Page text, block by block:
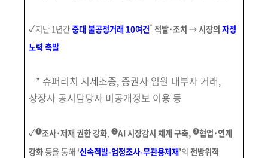
✓지난1년간중대 불공정거래 10여건* 적발･조치 →시장의 자정
노력 촉발
* 슈퍼리치 시세조종, 증권사 임원 내부자 거래,
상장사 공시담당자 미공개정보 이용 등
✓➊조사･제재 권한 강화, ➋AI 시장감시 체계 구축,➌협업･연계
강화등을통해 ‘신속적발-엄정조사-무관용제재’의 전방위적